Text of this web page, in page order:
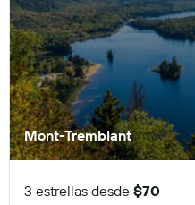
Mont-Tremblant
3 estrellas desde $70